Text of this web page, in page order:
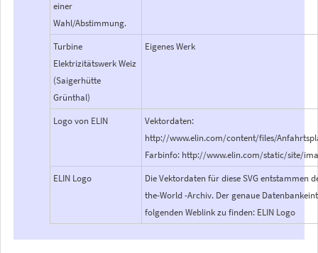
einer
Wahl/Abstimmung.
Turbine
Elektrizitätswerk Weiz
(Saigerhütte
Grünthal)
Eigenes Werk
Logo von ELIN
Vektordaten:
http://www.elin.com/content/files/
Farbinfo: http://www.elin.com/static/site/
ELIN Logo
Die Vektordaten für diese SVG entstammen
the-World -Archiv. Der genaue
folgenden Weblink zu finden: ELIN Logo